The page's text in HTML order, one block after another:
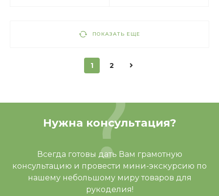
ПОКАЗАТЬ ЕЩЕ
1 2
Нужна консультация?
Всегда готовы дать Вам грамотную
консультацию и провести мини-экскурсию по
нашему небольшому миру товаров для
рукоделия!